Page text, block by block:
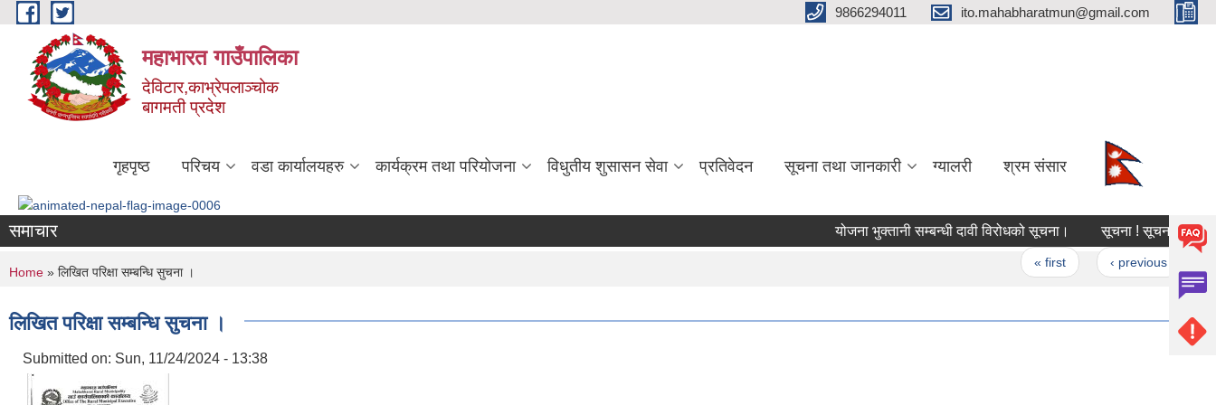
Skip to main content 9866294011 ito.mahabharatmun@gmail.com
महाभारत गाउँपालिका
देविटार,काभ्रेपलाञ्चोक
बागमती प्रदेश
गृहपृष्ठ परिचय वडा कार्यालयहरु कार्यक्रम तथा परियोजना विधुतीय शुसासन सेवा प्रतिवेदन सूचना तथा जानकारी ग्यालरी श्रम संसार
समाचार योजना भुक्तानी सम्बन्धी दावी विरोधको सूचना। सूचना ! सूचना !! सूचना !!!
« first ‹ previous
You are here
Home » लिखित परिक्षा सम्बन्धि सुचना ।
लिखित परिक्षा सम्बन्धि सुचना ।
Submitted on: Sun, 11/24/2024 - 13:38